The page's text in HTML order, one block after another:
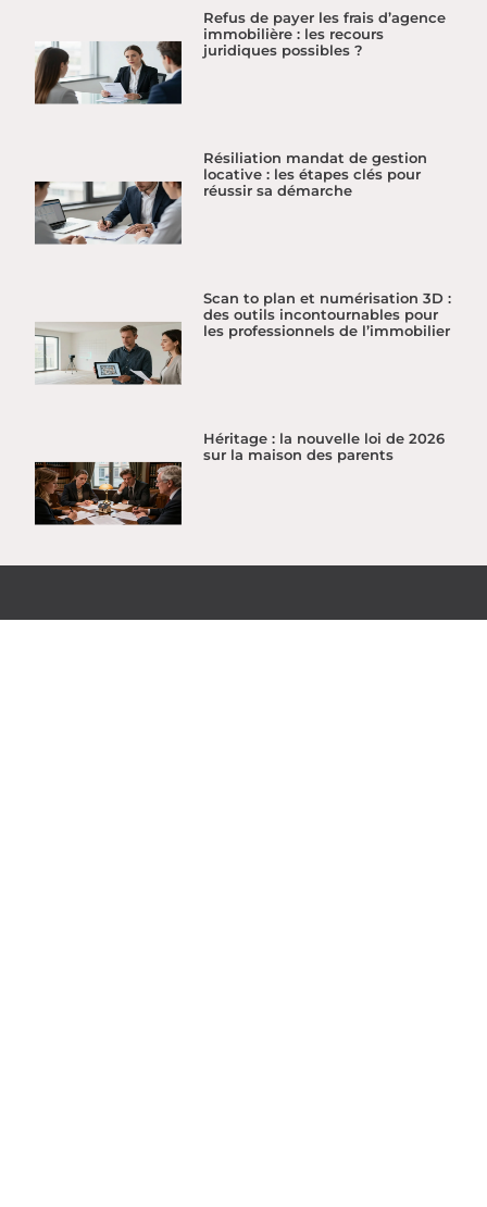
Refus de payer les frais d’agence
immobilière : les recours
juridiques possibles ?
Résiliation mandat de gestion
locative : les étapes clés pour
réussir sa démarche
Scan to plan et numérisation 3D :
des outils incontournables pour
les professionnels de l’immobilier
Héritage : la nouvelle loi de 2026
sur la maison des parents